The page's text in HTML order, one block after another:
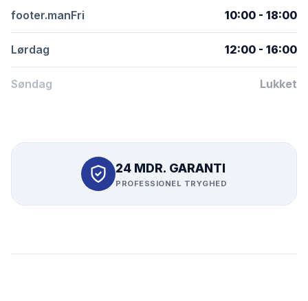
footer.manFri 10:00 - 18:00
Lørdag 12:00 - 16:00
Søndag Lukket
24 MDR. GARANTI
PROFESSIONEL TRYGHED